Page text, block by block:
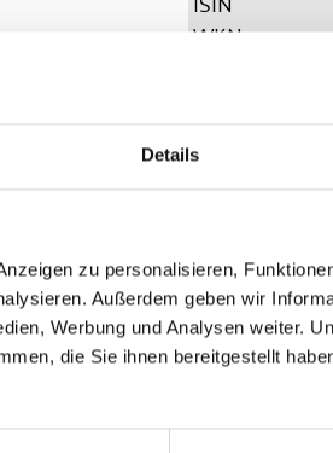
Details
zu personalisieren,
Außerdem geben wir
Werbung und Analysen weiter.
die Sie ihnen bereitgestellt
WKN
Chancen &
Fonds FAQ